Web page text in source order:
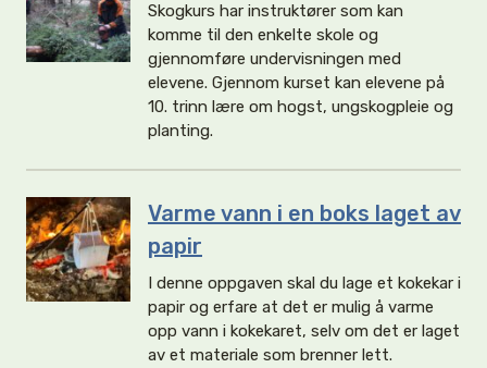
Skogkurs har instruktører som kan
komme til den enkelte skole og
gjennomføre undervisningen med
elevene. Gjennom kurset kan elevene på
10. trinn lære om hogst, ungskogpleie og
planting.
Varme vann i en boks laget av
papir
I denne oppgaven skal du lage et kokekar i
papir og erfare at det er mulig å varme
opp vann i kokekaret, selv om det er laget
av et materiale som brenner lett.